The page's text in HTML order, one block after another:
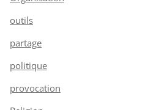
outils
partage
politique
provocation